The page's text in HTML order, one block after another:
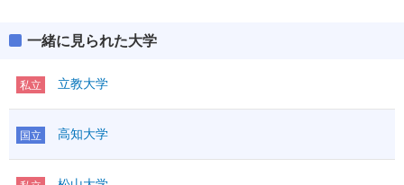
一緒に見られた大学
私立 立教大学
国立 高知大学